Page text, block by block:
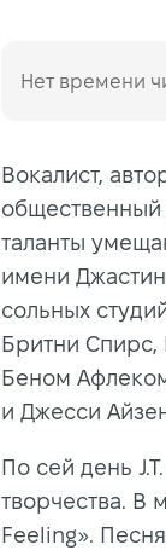
Нет времени
Вокалист,
общественный
таланты
имени
сольных
Бритни Спирс,
Беном
и Джесси
По сей день
творчества. В
Feeling».